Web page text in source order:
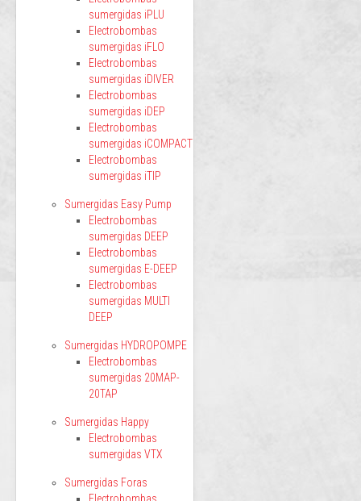
sumergidas iPLU
Electrobombas
sumergidas iFLO
Electrobombas
sumergidas iDIVER
Electrobombas
sumergidas iDEP
Electrobombas
sumergidas iCOMPACT
Electrobombas
sumergidas iTIP
Sumergidas Easy Pump
Electrobombas
sumergidas DEEP
Electrobombas
sumergidas E-DEEP
Electrobombas
sumergidas MULTI
DEEP
Sumergidas HYDROPOMPE
Electrobombas
sumergidas 20MAP-
20TAP
Sumergidas Happy
Electrobombas
sumergidas VTX
Sumergidas Foras